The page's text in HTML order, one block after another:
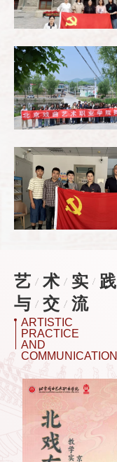
艺 术 实
践
与
交 流
ARTISTIC
PRACTICE
AND
COMMUNICATION